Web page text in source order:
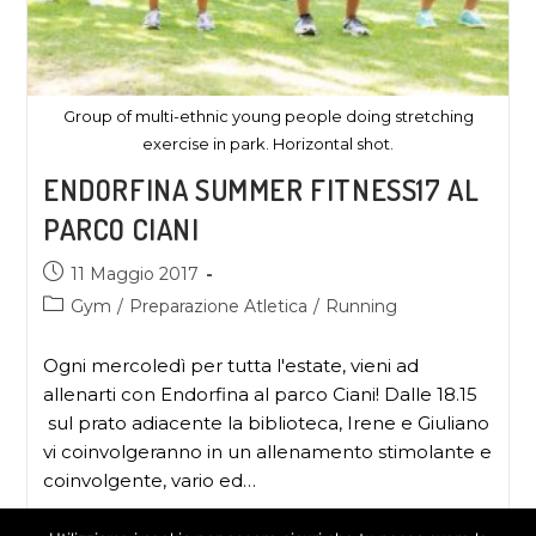
Group of multi-ethnic young people doing stretching
exercise in park. Horizontal shot.
ENDORFINA SUMMER FITNESS17 AL
PARCO CIANI
11 Maggio 2017
Gym / Preparazione Atletica / Running
Ogni mercoledì per tutta l'estate, vieni ad
allenarti con Endorfina al parco Ciani! Dalle 18.15
sul prato adiacente la biblioteca, Irene e Giuliano
vi coinvolgeranno in un allenamento stimolante e
coinvolgente, vario ed…